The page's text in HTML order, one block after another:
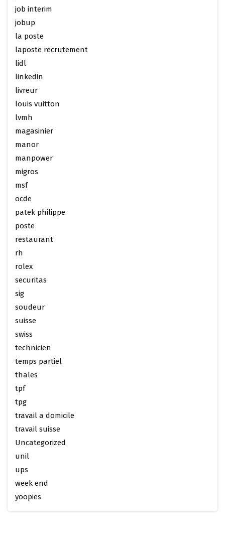
job interim
jobup
la poste
laposte recrutement
lidl
linkedin
livreur
louis vuitton
lvmh
magasinier
manor
manpower
migros
msf
ocde
patek philippe
poste
restaurant
rh
rolex
securitas
sig
soudeur
suisse
swiss
technicien
temps partiel
thales
tpf
tpg
travail a domicile
travail suisse
Uncategorized
unil
ups
week end
yoopies